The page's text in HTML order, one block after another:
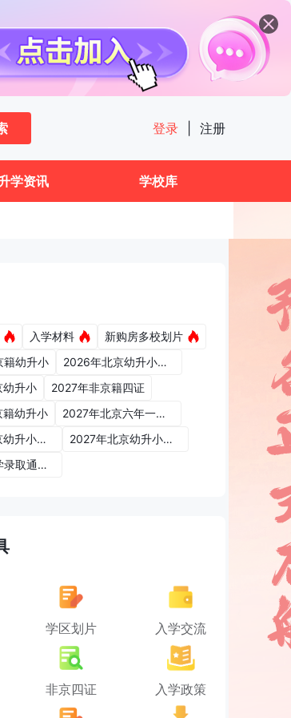
登录 注册
学资讯 学校库
入学材料
新购房多校划片
籍幼升小
2026年北京幼升小入学政策
幼升小
2027年非京籍四证
幼升小
2027年北京六年一学位政策
2027年北京幼升小六年一学位政策
2027年北京幼升小入学政策
2026年小学录取通知书
学区划片 入学交流
非京四证 入学政策